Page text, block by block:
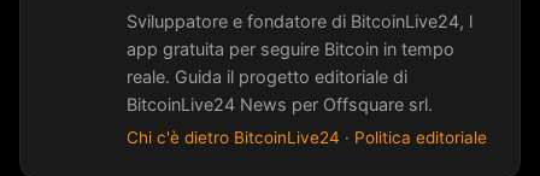
Sviluppatore e fondatore di BitcoinLive24, l
app gratuita per seguire Bitcoin in tempo
reale. Guida il progetto editoriale di
BitcoinLive24 News per Offsquare srl.
Chi c'è dietro BitcoinLive24 · Politica editoriale